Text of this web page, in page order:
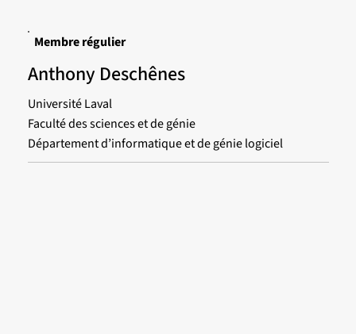
Membre régulier
Anthony Deschênes
Université Laval
Faculté des sciences et de génie
Département d’informatique et de génie logiciel